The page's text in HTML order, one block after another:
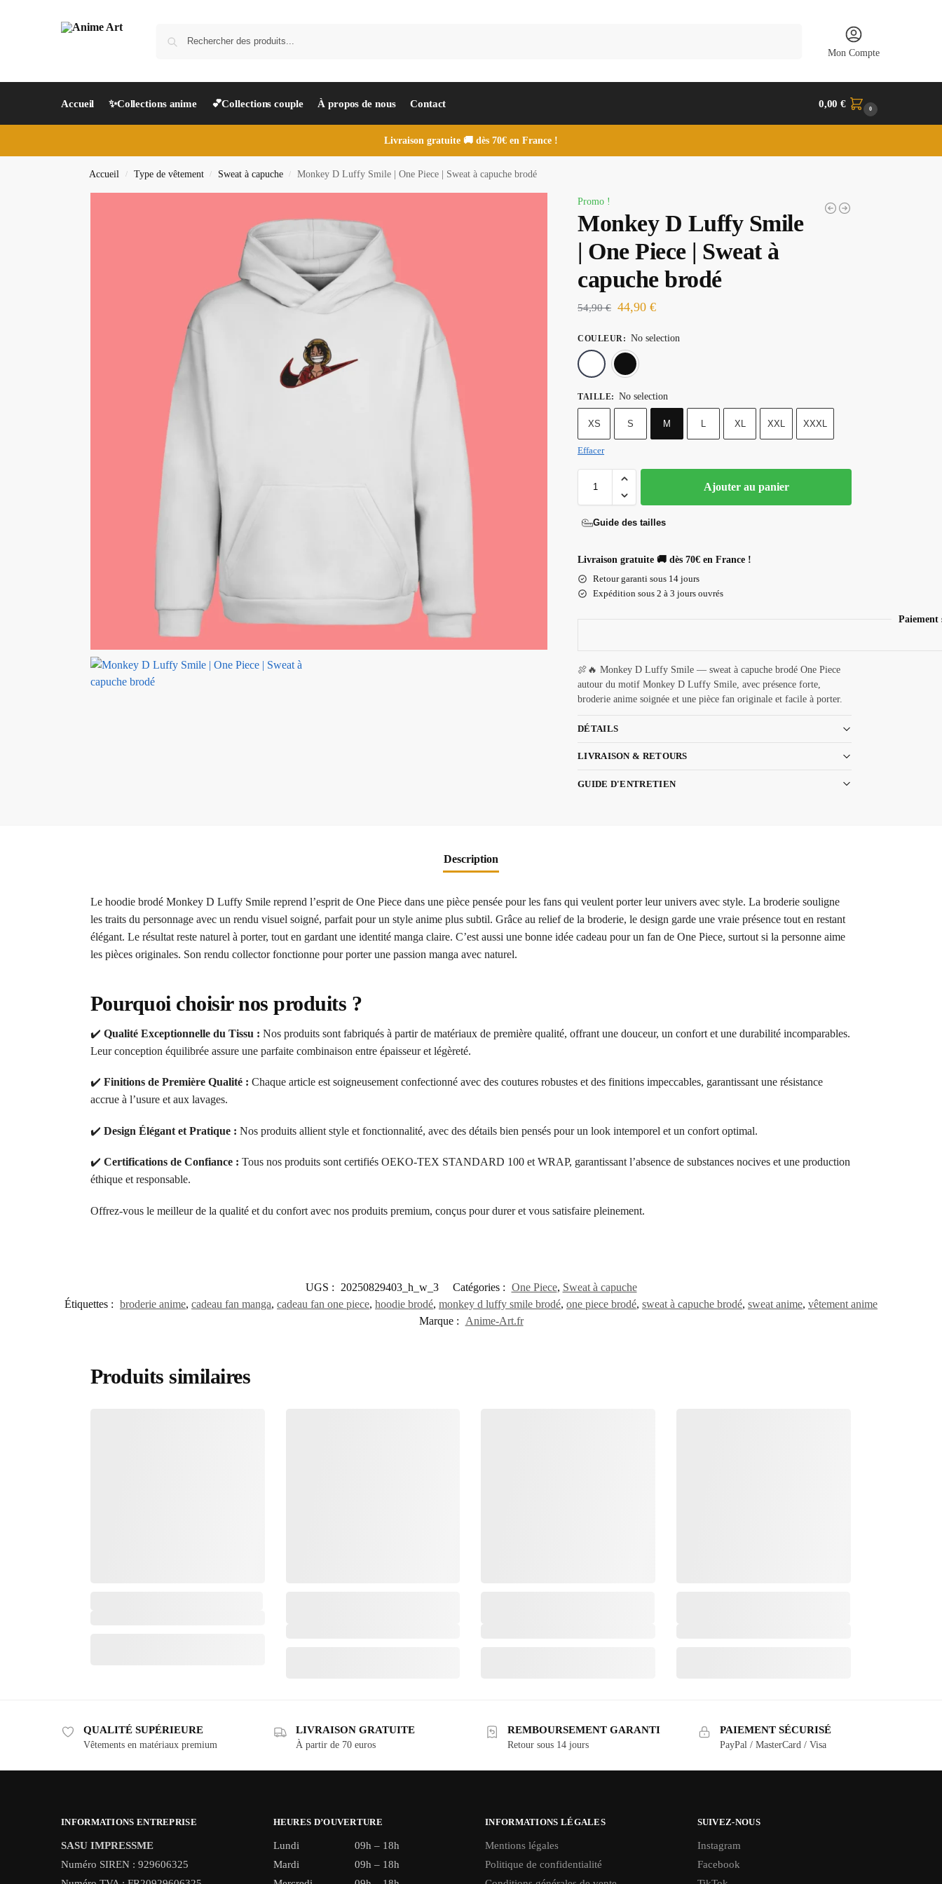
Mon Compte
Accueil ✨Collections anime 💕Collections couple À propos de nous Contact 0,00€ 0
Livraison gratuite 🚚 dès 70€ en France !
Accueil / Type de vêtement / Sweat à capuche / Monkey D Luffy Smile | One Piece | Sweat à capuche brodé
Promo !
Monkey D Luffy Smile
| One Piece | Sweat à
capuche brodé
54,90€ 44,90€
COULEUR : No selection
TAILLE: No selection
XS S M L XL XXL XXXL
Effacer
Ajouter au panier
Guide des tailles
Livraison gratuite 🚚 dès 70€ en France !
Retour garanti sous 14 jours
Expédition sous 2 à 3 jours ouvrés
Paiement
🍖🔥 Monkey D Luffy Smile — sweat à capuche brodé One Piece
autour du motif Monkey D Luffy Smile, avec présence forte,
broderie anime soignée et une pièce fan originale et facile à porter.
DÉTAILS
LIVRAISON & RETOURS
GUIDE D'ENTRETIEN
Description
Le hoodie brodé Monkey D Luffy Smile reprend l’esprit de One Piece dans une pièce pensée pour les fans qui veulent porter leur univers avec style. La broderie souligne
les traits du personnage avec un rendu visuel soigné, parfait pour un style anime plus subtil. Grâce au relief de la broderie, le design garde une vraie présence tout en restant
élégant. Le résultat reste naturel à porter, tout en gardant une identité manga claire. C’est aussi une bonne idée cadeau pour un fan de One Piece, surtout si la personne aime
les pièces originales. Son rendu collector fonctionne pour porter une passion manga avec naturel.
Pourquoi choisir nos produits ?
✔️ Qualité Exceptionnelle du Tissu : Nos produits sont fabriqués à partir de matériaux de première qualité, offrant une douceur, un confort et une durabilité incomparables.
Leur conception équilibrée assure une parfaite combinaison entre épaisseur et légèreté.
✔️ Finitions de Première Qualité : Chaque article est soigneusement confectionné avec des coutures robustes et des finitions impeccables, garantissant une résistance
accrue à l’usure et aux lavages.
✔️ Design Élégant et Pratique : Nos produits allient style et fonctionnalité, avec des détails bien pensés pour un look intemporel et un confort optimal.
✔️ Certifications de Confiance : Tous nos produits sont certifiés OEKO-TEX STANDARD 100 et WRAP, garantissant l’absence de substances nocives et une production
éthique et responsable.
Offrez-vous le meilleur de la qualité et du confort avec nos produits premium, conçus pour durer et vous satisfaire pleinement.
UGS : 20250829403_h_w_3 Catégories : One Piece, Sweat à capuche
Étiquettes : broderie anime, cadeau fan manga, cadeau fan one piece, hoodie brodé, monkey d luffy smile brodé, one piece brodé, sweat à capuche brodé, sweat anime, vêtement anime
Marque :
Anime-Art.fr
Produits similaires
QUALITÉ SUPÉRIEURE
Vêtements en matériaux premium
LIVRAISON GRATUITE
À partir de 70 euros
REMBOURSEMENT GARANTI
Retour sous 14 jours
PAIEMENT SÉCURISÉ
PayPal / MasterCard / Visa
INFORMATIONS ENTREPRISE
SASU IMPRESSME
Numéro SIREN : 929606325
HEURES D’OUVERTURE
Lundi
09h – 18h
Mardi
09h – 18h
INFORMATIONS LÉGALES
Mentions légales
Politique de confidentialité
SUIVEZ-NOUS
Instagram
Facebook